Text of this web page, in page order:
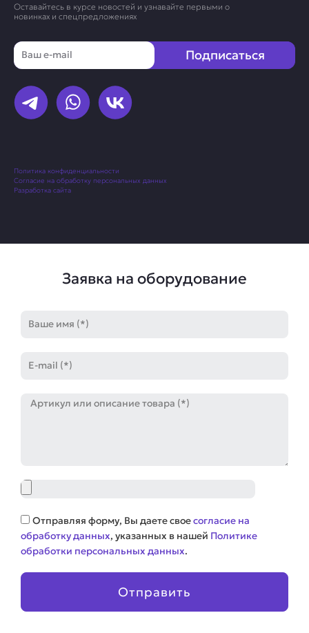
Оставайтесь в курсе новостей и узнавайте первыми о
новинках и спецпредложениях
Email
Подписаться
Политика конфиденциальности
Согласие на обработку персональных данных
Разработка сайта
Заявка на оборудование
mail
Артикул
Файл
Соглашение
Отправляя форму, Вы даете своесогласие на
обработку данных, указанных в нашей Политике
обработки персональных данных.
Отправить